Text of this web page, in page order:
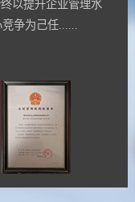
以提升企业管理水
争为己任......